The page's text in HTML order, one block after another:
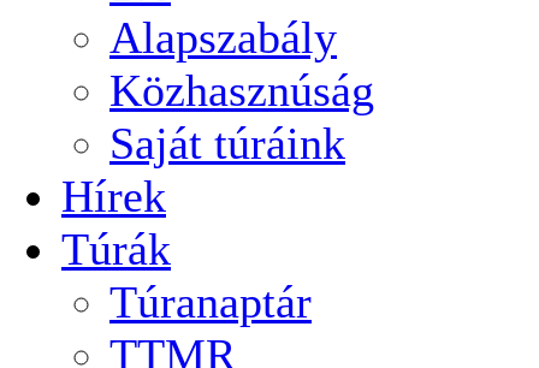
Alapszabály
Közhasznúság
Saját túráink
Hírek
Túrák
Túranaptár
TTMR